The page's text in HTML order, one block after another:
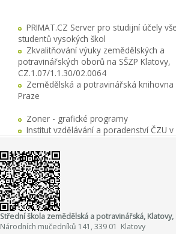
PRIMAT.CZ Server pro studijní účely
studentů vysokých škol
Zkvalitňování výuky zemědělských a
potravinářských oborů na SŠZP Klatovy,
CZ.1.07/1.1.30/02.0064
Zemědělská a potravinářská knihovna
Praze
Zoner - grafické programy
Institut vzdělávání a poradenství ČZU v
Střední škola zemědělská a potravinářská,
Národních mučedníků 141, 339 01 Klatovy